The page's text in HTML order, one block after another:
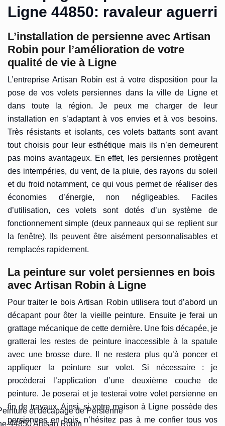
Ligne 44850: ravaleur aguerri
L’installation de persienne avec Artisan
Robin pour l’amélioration de votre
qualité de vie à Ligne
L’entreprise Artisan Robin est à votre disposition pour la
pose de vos volets persiennes dans la ville de Ligne et
dans toute la région. Je peux me charger de leur
installation en s’adaptant à vos envies et à vos besoins.
Très résistants et isolants, ces volets battants sont avant
tout choisis pour leur esthétique mais ils n’en demeurent
pas moins avantageux. En effet, les persiennes protègent
des intempéries, du vent, de la pluie, des rayons du soleil
et du froid notamment, ce qui vous permet de réaliser des
économies d’énergie, non négligeables. Faciles
d’utilisation, ces volets sont dotés d’un système de
fonctionnement simple (deux panneaux qui se replient sur
la fenêtre). Ils peuvent être aisément personnalisables et
remplacés rapidement.
La peinture sur volet persiennes en bois
avec Artisan Robin à Ligne
Pour traiter le bois Artisan Robin utilisera tout d’abord un
décapant pour ôter la vieille peinture. Ensuite je ferai un
grattage mécanique de cette dernière. Une fois décapée, je
gratterai les restes de peinture inaccessible à la spatule
avec une brosse dure. Il ne restera plus qu’à poncer et
appliquer la peinture sur volet. Si nécessaire : je
procéderai l’application d’une deuxième couche de
peinture. Je poserai et je testerai votre volet persienne en
fin de travaux. Ainsi, si votre maison à Ligne possède des
persiennes en bois, n’hésitez pas à me confier tous vos